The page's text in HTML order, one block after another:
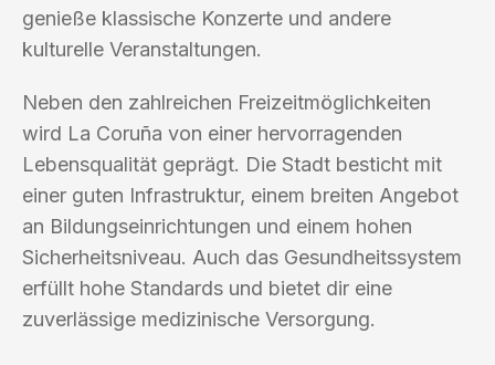
genieße klassische Konzerte und andere
kulturelle Veranstaltungen.
Neben den zahlreichen Freizeitmöglichkeiten
wird La Coruña von einer hervorragenden
Lebensqualität geprägt. Die Stadt besticht mit
einer guten Infrastruktur, einem breiten Angebot
an Bildungseinrichtungen und einem hohen
Sicherheitsniveau. Auch das Gesundheitssystem
erfüllt hohe Standards und bietet dir eine
zuverlässige medizinische Versorgung.